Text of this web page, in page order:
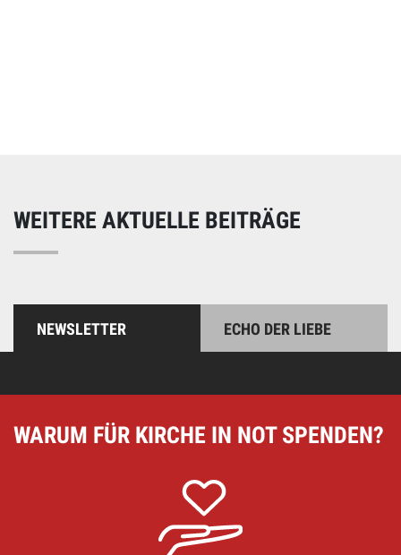
WEITERE AKTUELLE BEITRÄGE
NEWSLETTER ECHO DER LIEBE
WARUM FÜR KIRCHE IN NOT SPENDEN?